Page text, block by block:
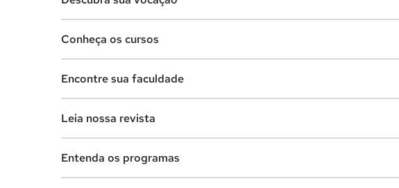
Lista de profissões
Conheça os cursos
Cursos de graduação
Cursos livres
Encontre sua faculdade
Faculdades na sua cidade
Leia nossa revista
Entenda os programas